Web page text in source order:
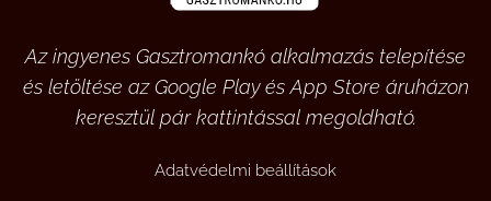
Az ingyenes Gasztromankó alkalmazás telepítése
és letöltése az Google Play és App Store áruházon
keresztül pár kattintással megoldható.
Adatvédelmi beállítások